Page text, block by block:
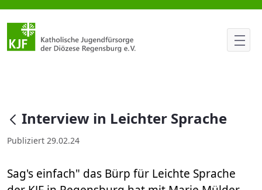
Interview in Leichter Sprache
null
Interview in Leichter Sprache
Publiziert 29.02.24
Sag's einfach" das Bürp für Leichte Sprache